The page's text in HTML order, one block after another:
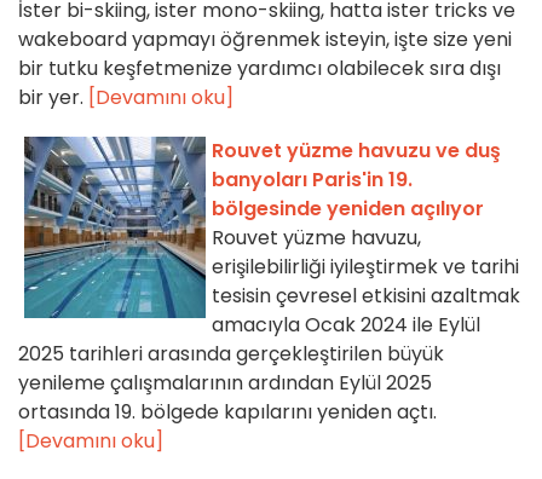
İster bi-skiing, ister mono-skiing, hatta ister tricks ve
wakeboard yapmayı öğrenmek isteyin, işte size yeni
bir tutku keşfetmenize yardımcı olabilecek sıra dışı
bir yer. [Devamını oku]
Rouvet yüzme havuzu ve duş
banyoları Paris'in 19.
bölgesinde yeniden açılıyor
Rouvet yüzme havuzu,
erişilebilirliği iyileştirmek ve tarihi
tesisin çevresel etkisini azaltmak
amacıyla Ocak 2024 ile Eylül
2025 tarihleri arasında gerçekleştirilen büyük
yenileme çalışmalarının ardından Eylül 2025
ortasında 19. bölgede kapılarını yeniden açtı.
[Devamını oku]